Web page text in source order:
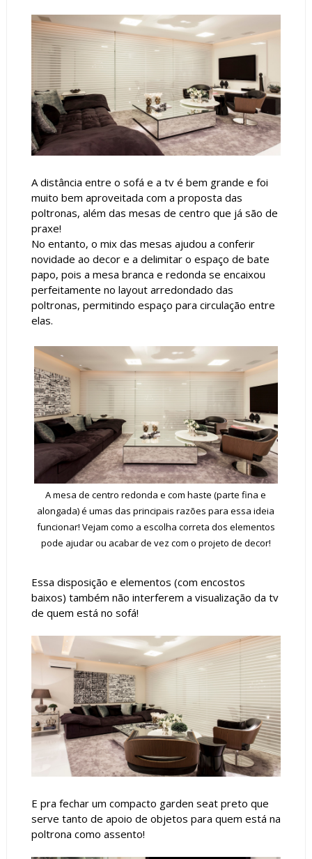
A distância entre o sofá e a tv é bem grande e foi
muito bem aproveitada com a proposta das
poltronas, além das mesas de centro que já são de
praxe!
No entanto, o mix das mesas ajudou a conferir
novidade ao decor e a delimitar o espaço de bate
papo, pois a mesa branca e redonda se encaixou
perfeitamente no layout arredondado das
poltronas, permitindo espaço para circulação entre
elas.
A mesa de centro redonda e com haste (parte fina e
alongada) é umas das principais razões para essa ideia
funcionar! Vejam como a escolha correta dos elementos
pode ajudar ou acabar de vez com o projeto de decor!
Essa disposição e elementos (com encostos
baixos) também não interferem a visualização da tv
de quem está no sofá!
E pra fechar um compacto garden seat preto que
serve tanto de apoio de objetos para quem está na
poltrona como assento!